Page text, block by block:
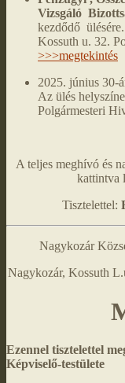
Vizsgáló
kezdődő
Kossuth u. 32.
>>>megtekintés
2025. június 30-
Az ülés
Polgármesteri
A teljes meghívó és
kattintva
Tisztelettel:
Nagykozár
Nagykozár, Kossuth
Ezennel tisztelettel
Képviselő-testülete